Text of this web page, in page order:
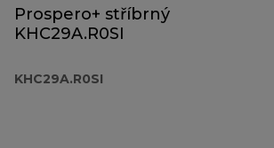
Prospero+ stříbrný
KHC29A.R0SI
KHC29A.R0SI